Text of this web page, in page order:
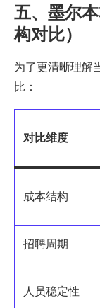
五、墨尔
构对比）
为了更清晰理解
比：
对比维度
成本结构
招聘周期
人员稳定性